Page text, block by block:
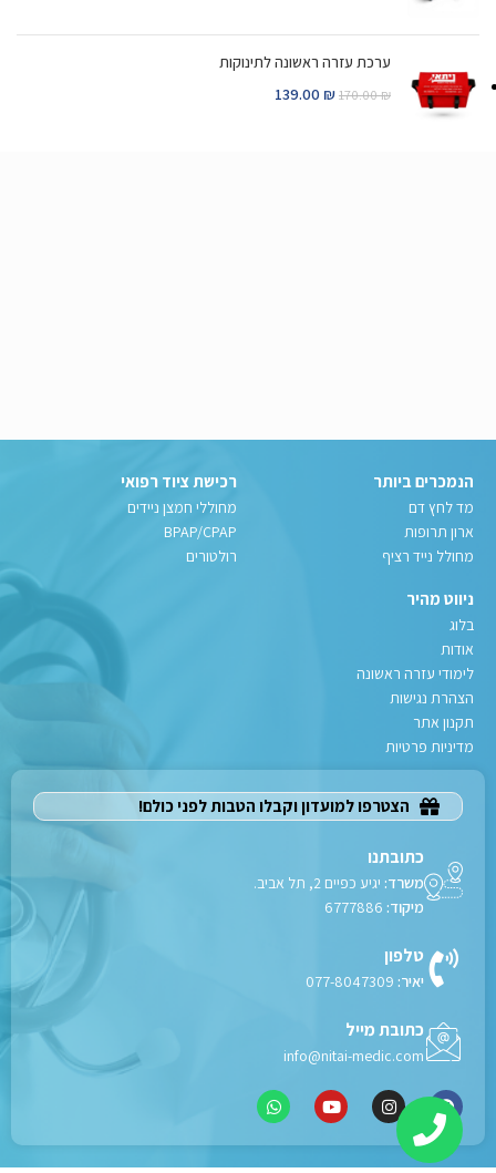
ערכת עזרה ראשונה לתינוקות
170.00₪
139.00 ₪
הנמכרים ביותר
מד לחץ דם
ארון תרופות
מחולל נייד רציף
רכישת ציוד רפואי
מחוללי חמצן ניידים
BPAP/CPAP
רולטורים
ניווט מהיר
בלוג
אודות
לימודי עזרה ראשונה
הצהרת נגישות
תקנון אתר
מדיניות פרטיות
הצטרפו למועדון וקבלו הטבות לפני כולם!
כתובתנו
משרד: יגיע כפיים 2, תל אביב.
מיקוד:
טלפון
יאיר:
כתובת מייל
info@nitai-medic.com